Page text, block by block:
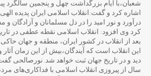
شعبان،با ایام بزرگداشت چهل و پنجمین سالگرد
اشاره کرد و گفت:انقلاب اسلامی ایران پدیده
درآورد و نور امید را در دل مسلمانان و
کرد وی افزود: انقلاب اسلامی نقطه عطفی در
بعد از انقلاب در کشور ایران، منطقه و جهان
این انقلاب است که آیندگان،بیش از این زمان آثار
دید و در تاریخ جهان ثبت خواهد شد. نورصالحی
سال از پیروزی انقلاب اسلامی با فداکاری‌های